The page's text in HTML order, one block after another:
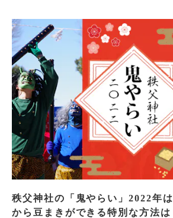
秩父神社の「鬼やらい」2022年
から豆まきができる特別な方法は